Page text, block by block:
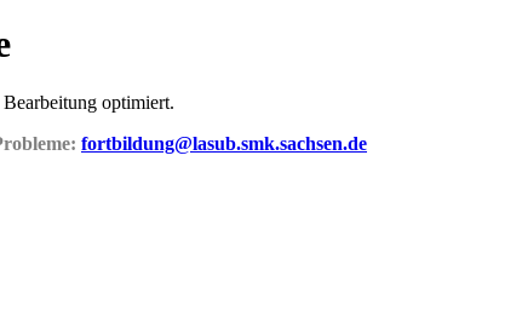
optimiert.
fortbildung@lasub.smk.sachsen.de